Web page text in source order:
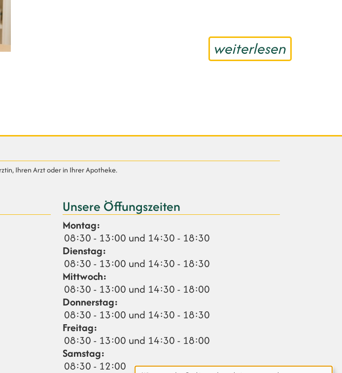
weiterlesen
Ihren Arzt oder in Ihrer Apotheke.
Unsere Öffungszeiten
Montag:
08:30 - 13:00 und 14:30 - 18:30
Dienstag:
08:30 - 13:00 und 14:30 - 18:30
Mittwoch:
08:30 - 13:00 und 14:30 - 18:00
Donnerstag:
08:30 - 13:00 und 14:30 - 18:30
Freitag:
08:30 - 13:00 und 14:30 - 18:00
Samstag:
08:30 - 12:00